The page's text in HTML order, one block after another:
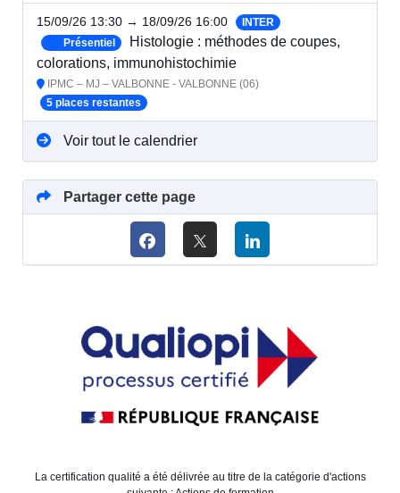
15/09/26 13:30 → 18/09/26 16:00
INTER
Présentiel
Histologie : méthodes de coupes,
colorations, immunohistochimie
IPMC – MJ – VALBONNE - VALBONNE (06)
5 places restantes
Voir tout le calendrier
Partager cette page
La certification qualité a été délivrée au titre de la catégorie d'actions